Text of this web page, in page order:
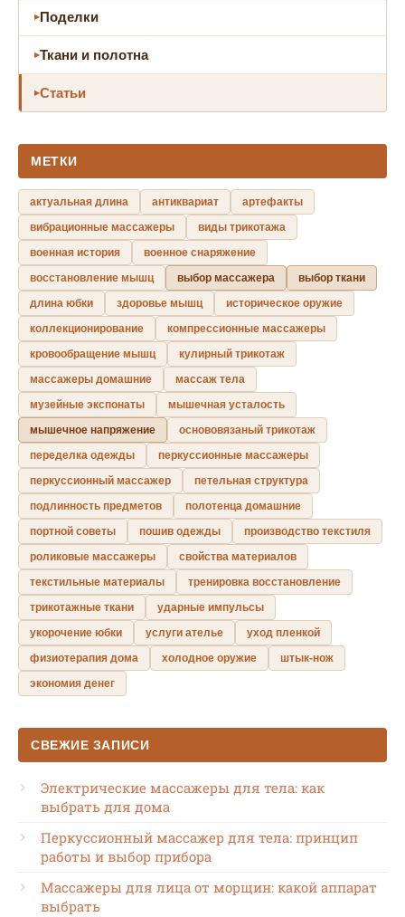
Поделки
Ткани и полотна
Статьи
МЕТКИ
актуальная длина антиквариат
артефакты
вибрационные массажеры
виды трикотажа
военная история
военное снаряжение
восстановление мышц
выбор массажера
выбор ткани
длина юбки
здоровье мышц
историческое оружие
коллекционирование
компрессионные массажеры
кровообращение мышц
кулирный трикотаж
массажеры домашние
массаж тела
музейные экспонаты
мышечная усталость
мышечное напряжение
основовязаный трикотаж
переделка одежды
перкуссионные массажеры
перкуссионный массажер
петельная структура
подлинность предметов
полотенца домашние
портной советы
пошив одежды
производство текстиля
роликовые массажеры
свойства материалов
текстильные материалы
тренировка восстановление
трикотажные ткани
ударные импульсы
укорочение юбки
услуги ателье
уход пленкой
физиотерапия дома
холодное оружие
штык-нож
экономия денег
СВЕЖИЕ ЗАПИСИ
Электрические массажеры для тела: как
выбрать для дома
Перкуссионный массажер для тела: принцип
работы и выбор прибора
Массажеры для лица от морщин: какой аппарат
выбрать